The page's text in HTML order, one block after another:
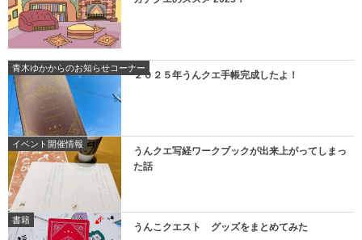
青木ゆかからのお知らせコーナー
２０２５年うんクエ手帳完成したよ！
イベント開催情報
うんクエ写経ワークブックが出来上がってしまっ
た話
書籍
うんこクエスト グッズをまとめてみた